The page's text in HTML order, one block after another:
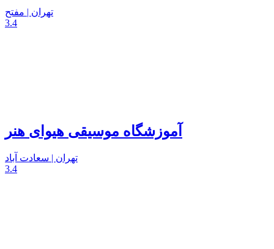
تهران | مفتح
3.4
آموزشگاه موسیقی هیوای هنر
تهران | سعادت آباد
3.4